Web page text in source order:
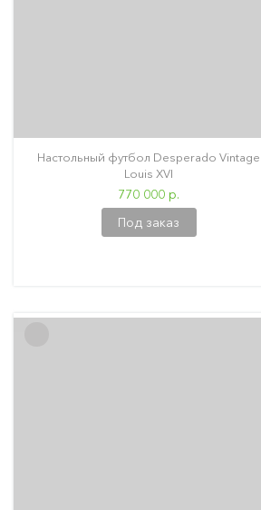
Настольный футбол Desperado Vintage
Louis XVI
770 000 р.
Под заказ